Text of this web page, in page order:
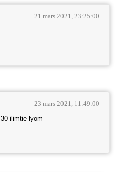
21 mars 2021, 23:25:00
23 mars 2021, 11:49:00
ilimtie lyom